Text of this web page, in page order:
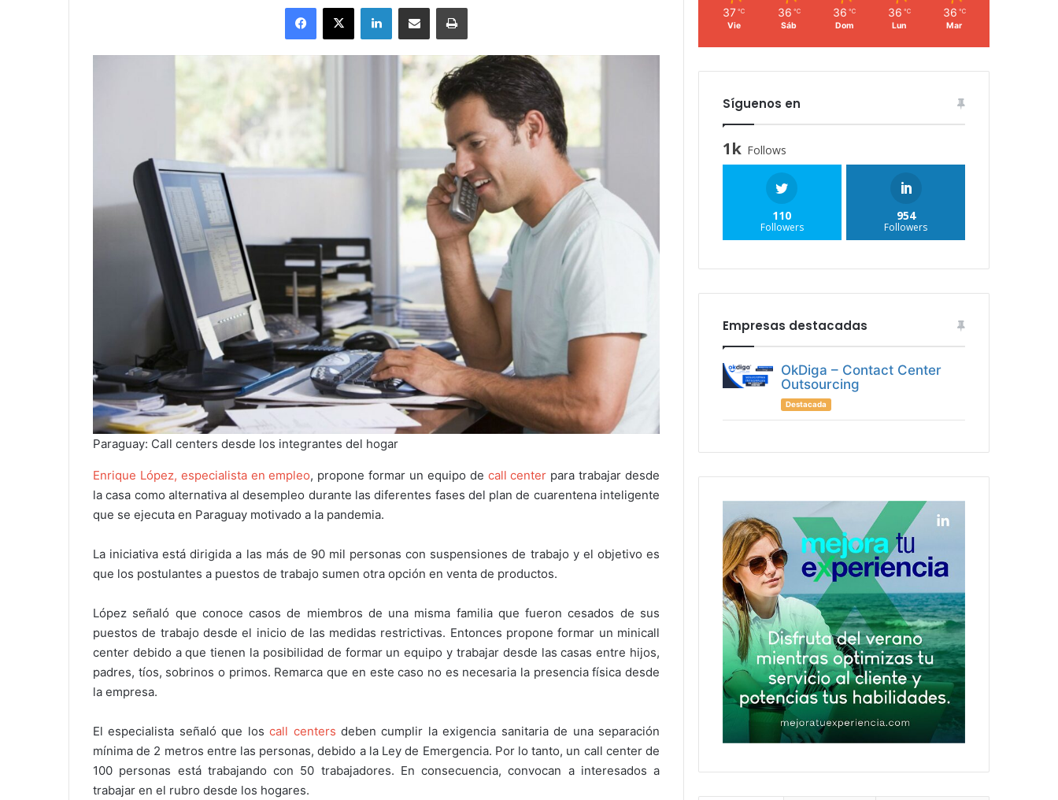
Facebook
X LinkedInCompartir por correo electrónicoImprimir
Paraguay: Call centers desde los integrantes del hogar
Enrique López, especialista en empleo, propone formar un equipo de call center para trabajar desde
la casa como alternativa al desempleo durante las diferentes fases del plan de cuarentena inteligente
que se ejecuta en Paraguay motivado a la pandemia.
La iniciativa está dirigida a las más de 90 mil personas con suspensiones de trabajo y el objetivo es
que los postulantes a puestos de trabajo sumen otra opción en venta de productos.
López señaló que conoce casos de miembros de una misma familia que fueron cesados de sus
puestos de trabajo desde el inicio de las medidas restrictivas. Entonces propone formar un minicall
center debido a que tienen la posibilidad de formar un equipo y trabajar desde las casas entre hijos,
padres, tíos, sobrinos o primos. Remarca que en este caso no es necesaria la presencia física desde
la empresa.
El especialista señaló que loscall centers deben cumplir la exigencia sanitaria de una separación
mínima de 2 metros entre las personas, debido a la Ley de Emergencia. Por lo tanto, un call center de
100 personas está trabajando con 50 trabajadores. En consecuencia, convocan a interesados a
trabajar en el rubro desde los hogares.
37 ℃
Vie
36 ℃
Sáb
36 ℃
Dom
36 ℃
Lun
36 ℃
Mar
Síguenos en
1k Follows
110
Followers
954
Followers
Empresas destacadas
OkDiga – Contact Center
Outsourcing
Destacada